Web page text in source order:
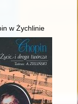
w Żychlinie